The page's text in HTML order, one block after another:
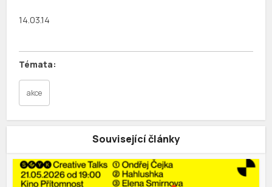
14.03.14
akce
Související články